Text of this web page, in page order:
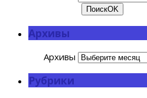
ПоискOK
Архивы
Архивы
Рубрики